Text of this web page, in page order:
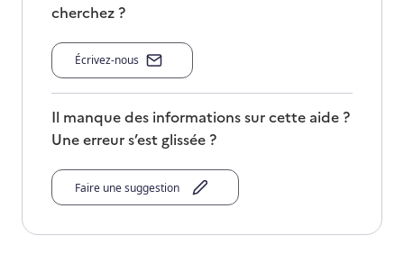
cherchez ?
Écrivez-nous
Il manque des informations sur cette aide ?
Une erreur s’est glissée ?
Faire une suggestion